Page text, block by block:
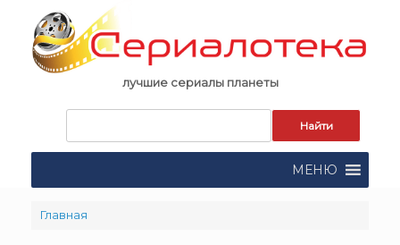
content
лучшие сериалы планеты
поиска:
МЕНЮ
Главная